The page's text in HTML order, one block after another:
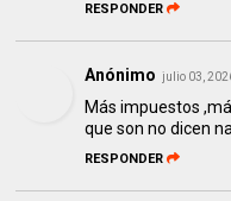
RESPONDER
Anónimo julio 03,
Más impuestos
que son no dicen
RESPONDER